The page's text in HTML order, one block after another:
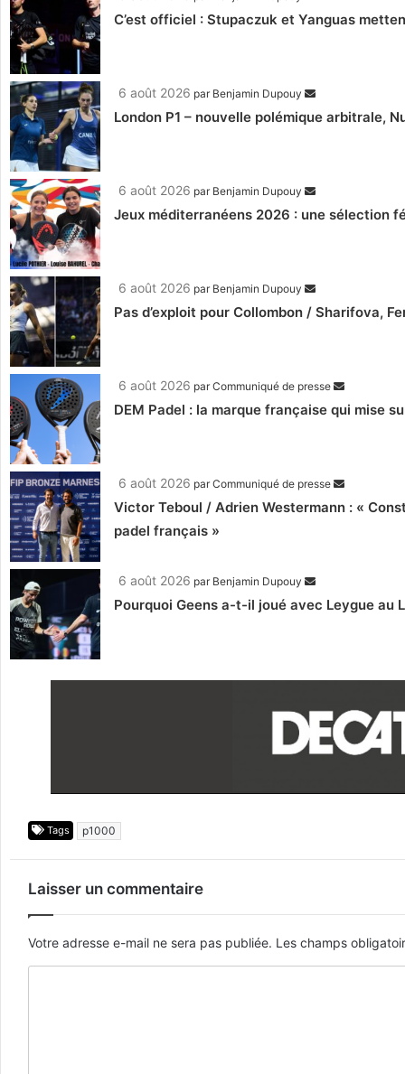
C’est officiel : Stupaczuk et Yanguas
6 août 2026 par Benjamin Dupouy
London P1 – nouvelle polémique arbitrale,
6 août 2026 par Benjamin Dupouy
Jeux méditerranéens 2026 : une sélection
6 août 2026 par Benjamin Dupouy
Pas d’exploit pour Collombon / Sharifova,
6 août 2026 parCommuniqué de presse
DEM Padel : la marque française qui mise
6 août 2026 parCommuniqué de presse
Victor Teboul / Adrien Westermann : «
padel français »
6 août 2026 par Benjamin Dupouy
Pourquoi Geens a-t-il joué avec Leygue au
Tags p1000
Laisser un commentaire
Votre adresse e-mail ne sera pas publiée. Les champs